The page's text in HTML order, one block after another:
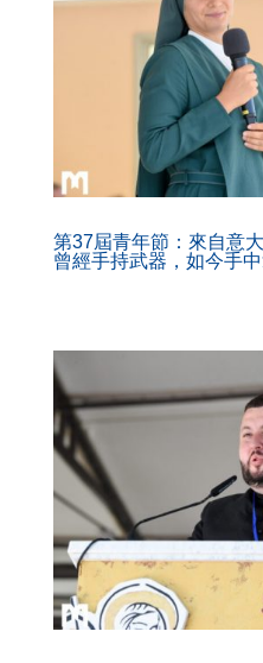
第37屆青年節：來自意
曾經手持武器，如今手